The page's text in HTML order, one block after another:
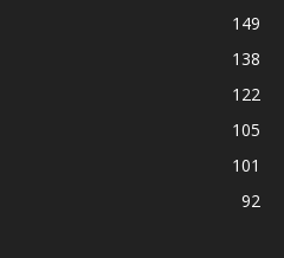
149
138
122
105
101
92